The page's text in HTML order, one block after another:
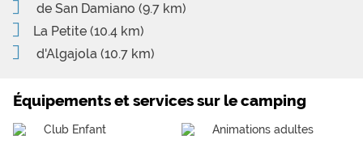
de San Damiano (9.7 km)
La Petite (10.4 km)
d'Algajola (10.7 km)
Équipements et services sur le camping
Club Enfant Animations adultes